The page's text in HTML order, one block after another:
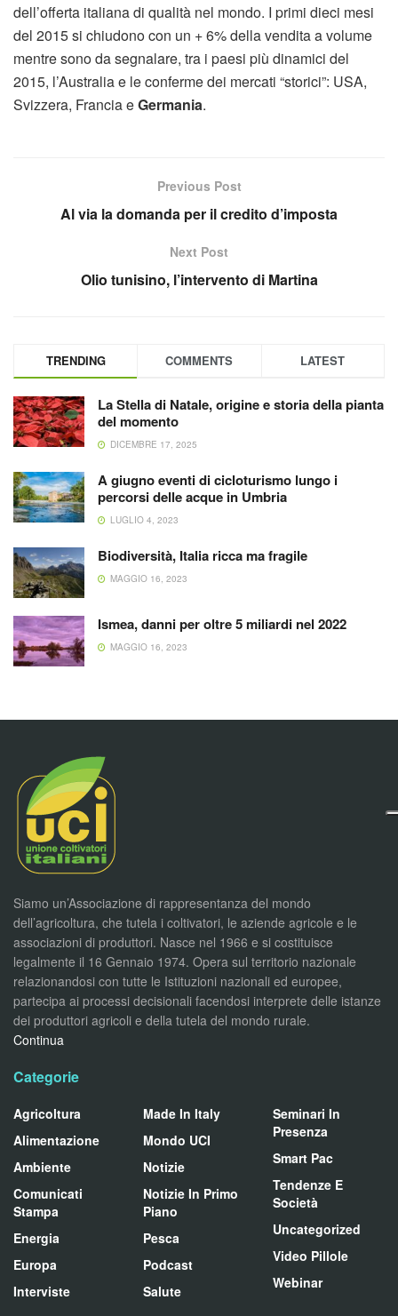
dell’offerta italiana di qualità nel mondo. I primi dieci mesi
del 2015 si chiudono con un + 6% della vendita a volume
mentre sono da segnalare, tra i paesi più dinamici del
2015, l’Australia e le conferme dei mercati “storici”: USA,
Svizzera, Francia eGermania.
Previous Post
Al via la domanda per il credito d’imposta
Next Post
Olio tunisino, l’intervento di Martina
TRENDING COMMENTS LATEST
La Stella di Natale, origine e storia della pianta
del momento
DICEMBRE 17, 2025
A giugno eventi di cicloturismo lungo i
percorsi delle acque in Umbria
LUGLIO 4, 2023
Biodiversità, Italia ricca ma fragile
MAGGIO 16, 2023
Ismea, danni per oltre 5 miliardi nel 2022
MAGGIO 16, 2023
Siamo un’Associazione di rappresentanza del mondo
dell’agricoltura, che tutela i coltivatori, le aziende agricole e le
associazioni di produttori. Nasce nel 1966 e si costituisce
legalmente il 16 Gennaio 1974. Opera sul territorio nazionale
relazionandosi con tutte le Istituzioni nazionali ed europee,
partecipa ai processi decisionali facendosi interprete delle istanze
dei produttori agricoli e della tutela del mondo rurale.
Continua
Categorie
Agricoltura
Alimentazione
Ambiente
Comunicati
Stampa
Energia
Europa
Interviste
Made In Italy
Mondo UCI
Notizie
Notizie In Primo
Piano
Pesca
Podcast
Salute
Seminari In
Presenza
Smart Pac
Tendenze E
Società
Uncategorized
Video Pillole
Webinar